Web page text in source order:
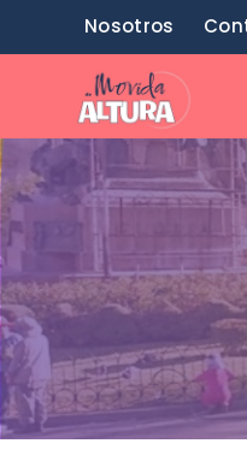
Nosotros